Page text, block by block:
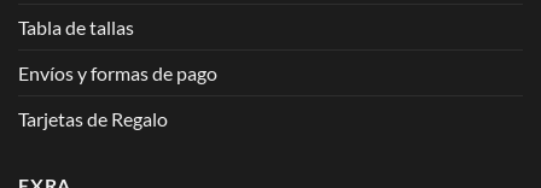
Tabla de tallas
Envíos y formas de pago
Tarjetas de Regalo